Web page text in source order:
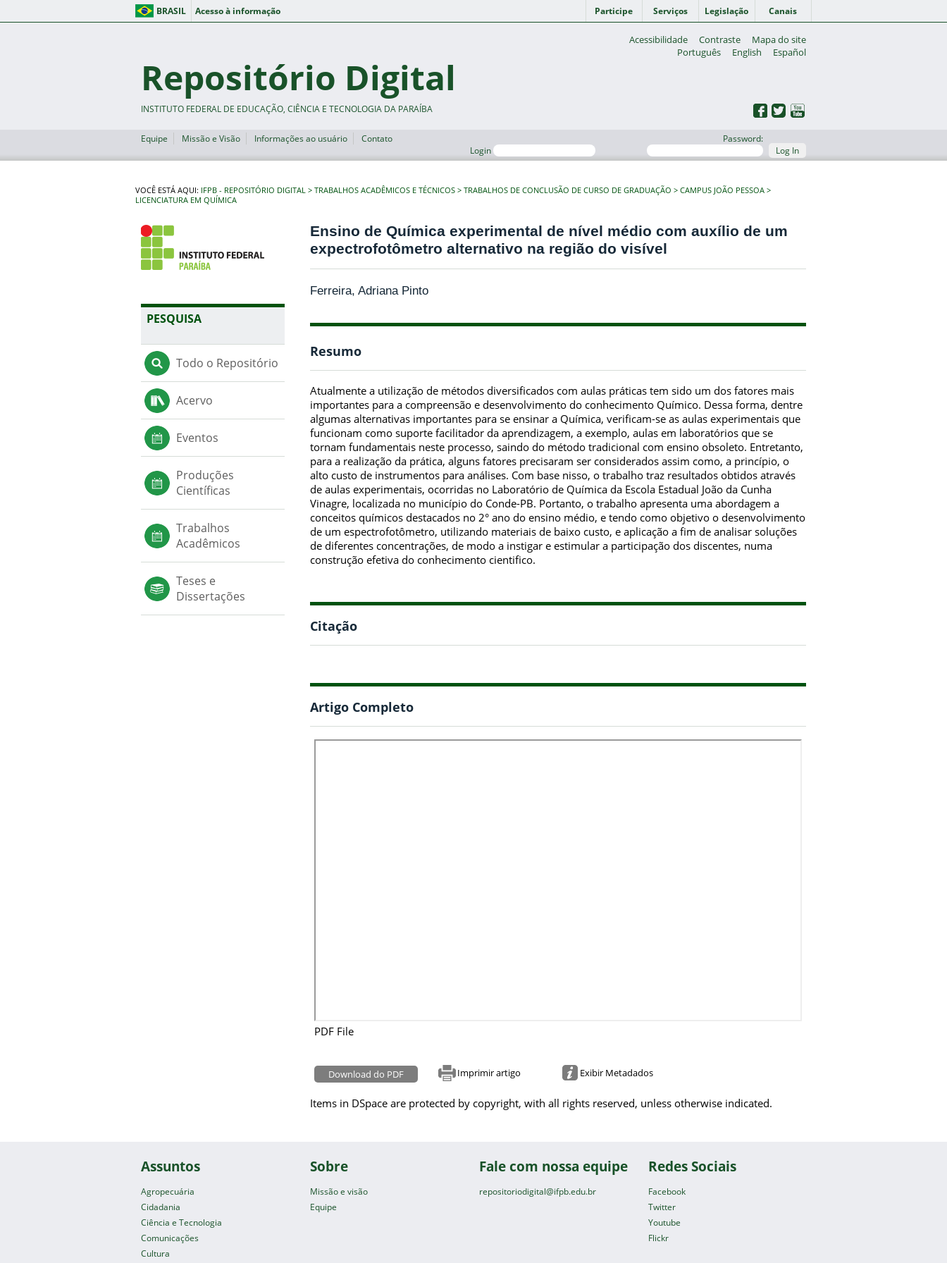
BRASIL Acesso à informação Participe Serviços Legislação Canais
Acessibilidade Contraste
Mapa do site
Português
English Español
Repositório Digital
INSTITUTO FEDERAL DE EDUCAÇÃO, CIÊNCIA E TECNOLOGIA DA PARAÍBA
Equipe Missão e Visão Informações ao usuário
Contato
Login
Password:
Log In
VOCÊ ESTÁ AQUI: IFPB - REPOSITÓRIO DIGITAL TRABALHOS ACADÊMICOS E TÉCNICOS TRABALHOS DE CONCLUSÃO DE CURSO DE GRADUAÇÃO
CAMPUS JOÃO PESSOA
LICENCIATURA EM QUÍMICA
PESQUISA
Todo o Repositório
Acervo
Eventos
Produções
Científicas
Trabalhos
Acadêmicos
Teses e
Dissertações
Ensino de Química experimental de nível médio com auxílio de um
expectrofotômetro alternativo na região do visível
Ferreira, Adriana Pinto
Resumo
Atualmente a utilização de métodos diversificados com aulas práticas tem sido um dos fatores mais
importantes para a compreensão e desenvolvimento do conhecimento Químico. Dessa forma, dentre
algumas alternativas importantes para se ensinar a Química, verificam-se as aulas experimentais que
funcionam como suporte facilitador da aprendizagem, a exemplo, aulas em laboratórios que se
tornam fundamentais neste processo, saindo do método tradicional com ensino obsoleto. Entretanto,
para a realização da prática, alguns fatores precisaram ser considerados assim como, a princípio, o
alto custo de instrumentos para análises. Com base nisso, o trabalho traz resultados obtidos através
de aulas experimentais, ocorridas no Laboratório de Química da Escola Estadual João da Cunha
Vinagre, localizada no município do Conde-PB. Portanto, o trabalho apresenta uma abordagem a
conceitos químicos destacados no 2° ano do ensino médio, e tendo como objetivo o desenvolvimento
de um espectrofotômetro, utilizando materiais de baixo custo, e aplicação a fim de analisar soluções
de diferentes concentrações, de modo a instigar e estimular a participação dos discentes, numa
construção efetiva do conhecimento cientifico.
Citação
Artigo Completo
PDF File
Download do PDF Imprimir artigo Exibir Metadados
Items in DSpace are protected by copyright, with all rights reserved, unless otherwise indicated.
Assuntos
Agropecuária
Cidadania
Ciência e Tecnologia
Comunicações
Cultura
Sobre
Missão e visão
Equipe
Fale com nossa equipe
repositoriodigital@ifpb.edu.br
Redes Sociais
Facebook
Twitter
Youtube
Flickr